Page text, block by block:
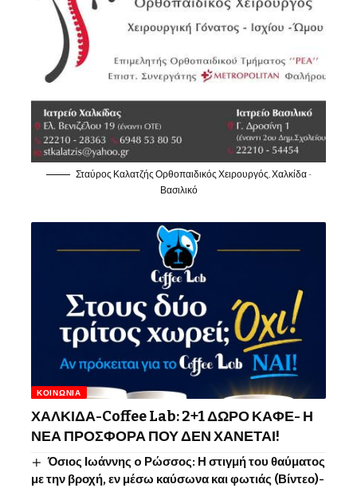
Σταύρος Καλατζής Ορθοπαιδικός Χειρουργός, Χαλκίδα -
Βασιλικό
ΚΟΙΝΩΝΊΑ
ΧΑΛΚΙΔΑ-Coffee Lab: 2+1 ΔΩΡΟ ΚΑΦΕ- Η
ΝΕΑ ΠΡΟΣΦΟΡΑ ΠΟΥ ΔΕΝ ΧΑΝΕΤΑΙ!
Όσιος Ιωάννης o Ρώσσος: Η στιγμή του θαύματος
με την βροχή, εν μέσω καύσωνα και φωτιάς (Βίντεο)-